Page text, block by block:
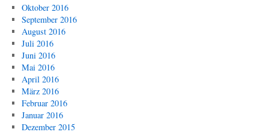
Oktober 2016
September 2016
August 2016
Juli 2016
Juni 2016
Mai 2016
April 2016
März 2016
Februar 2016
Januar 2016
Dezember 2015